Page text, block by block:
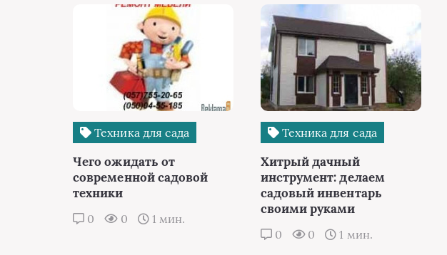
Техника для сада
Чего ожидать от
современной садовой
техники
0 0 1 мин.
Техника для сада
Хитрый дачный
инструмент: делаем
садовый инвентарь
своими руками
0 0 1 мин.